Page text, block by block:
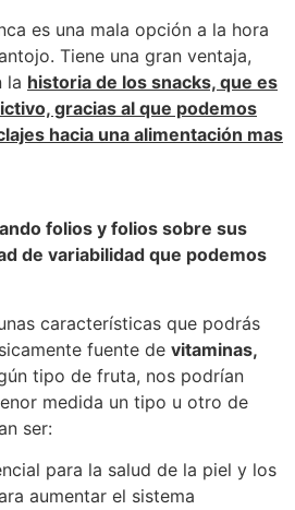
es una mala opción a la hora
Tiene una gran ventaja,
la historia de los snacks, que es
gracias al que podemos
hacia una alimentación mas
folios y folios sobre sus
de variabilidad que podemos
características que podrás
fuente de vitaminas,
tipo de fruta, nos podrían
medida un tipo u otro de
ser:
para la salud de la piel y los
aumentar el sistema